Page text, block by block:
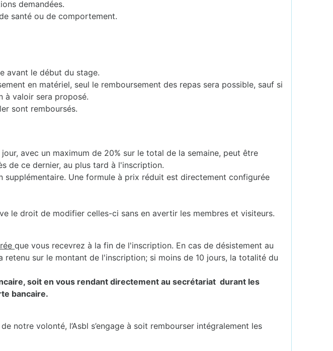
demandées.
santé ou de comportement.
avant le début du stage.
en matériel, seul le remboursement des repas sera possible, sauf si
à valoir sera proposé.
sont remboursés.
avec un maximum de 20% sur le total de la semaine, peut être
de ce dernier, au plus tard à l'inscription.
Une formule à prix réduit est directement configurée
le droit de modifier celles-ci sans en avertir les membres et visiteurs.
que vous recevrez à la fin de l'inscription. En cas de désistement au
sur le montant de l'inscription; si moins de 10 jours, la totalité du
soit en vous rendant directement au secrétariat durant les
bancaire.
notre volonté, l’Asbl s’engage à soit rembourser intégralement les